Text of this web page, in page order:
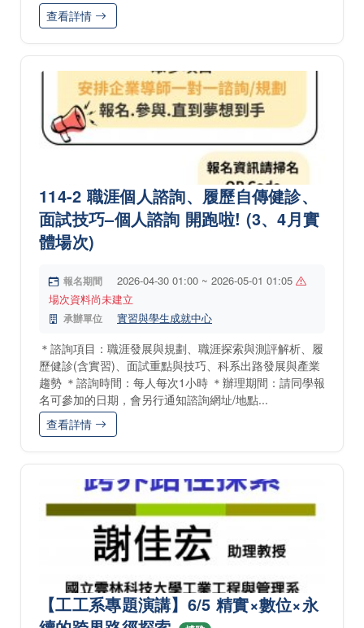
查看詳情
114-2 職涯個人諮詢、履歷自傳健診、
面試技巧–個人諮詢 開跑啦! (3、4月實
體場次)
報名期間
2026-04-30 01:00 ~ 2026-05-01 01:05
場次資料尚未建立
承辦單位 實習與學生成就中心
＊諮詢項目：職涯發展與規劃、職涯探索與測評解析、履
歷健診(含實習)、面試重點與技巧、科系出路發展與產業
趨勢 ＊諮詢時間：每人每次1小時 ＊辦理期間：請同學報
名可參加的日期，會另行通知諮詢網址/地點...
查看詳情
【工工系專題演講】6/5 精實×數位×永